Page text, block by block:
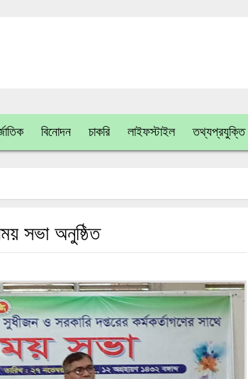
বিনোদন চাকরি লাইফস্টাইল তথ্যপ্রযুক্তি
সভা অনুষ্ঠিত